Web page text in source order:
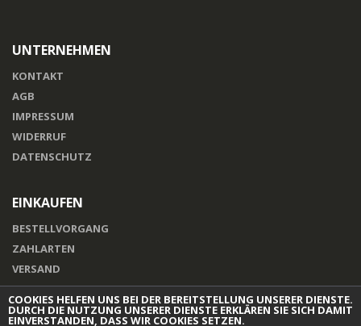
UNTERNEHMEN
KONTAKT
AGB
IMPRESSUM
WIDERRUF
DATENSCHUTZ
EINKAUFEN
BESTELLVORGANG
ZAHLARTEN
VERSAND
COOKIES HELFEN UNS BEI DER BEREITSTELLUNG UNSERER DIENSTE.
DURCH DIE NUTZUNG UNSERER DIENSTE ERKLÄREN SIE SICH DAMIT
EINVERSTANDEN, DASS WIR COOKIES SETZEN.